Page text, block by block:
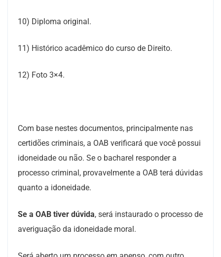
10) Diploma original.
11) Histórico acadêmico do curso de Direito.
12) Foto 3×4.
Com base nestes documentos, principalmente nas
certidões criminais, a OAB verificará que você possui
idoneidade ou não. Se o bacharel responder a
processo criminal, provavelmente a OAB terá dúvidas
quanto a idoneidade.
Se a OAB tiver dúvida, será instaurado o processo de
averiguação da idoneidade moral.